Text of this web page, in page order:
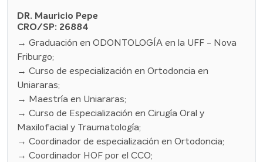
DR. Mauricio Pepe
CRO/SP: 26884
→ Graduación en ODONTOLOGÍA en la UFF - Nova
Friburgo;
→ Curso de especialización en Ortodoncia en
Uniararas;
→ Maestría en Uniararas;
→ Curso de Especialización en Cirugía Oral y
Maxilofacial y Traumatología;
→ Coordinador de especialización en Ortodoncia;
→ Coordinador HOF por el CCO;